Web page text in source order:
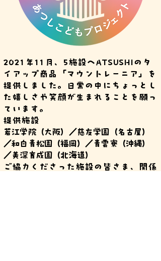
2021年11月、5施設へATSUSHIのタ
イアップ商品「マウントレーニア」を
提供しました。日常の中にちょっとし
た嬉しさや笑顔が生まれることを願っ
ています。
提供施設
若江学院（大阪）
／慈友学園（名古屋）
／和白青松園（福岡）／青雲寮（沖縄）
／美深育成園（北海道）
ご協力くださった施設の皆さま、関係